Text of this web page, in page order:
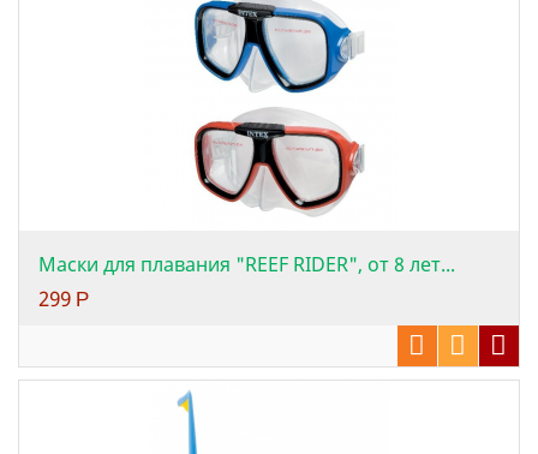
Маски для плавания "REEF RIDER", от 8 лет...
299 Р